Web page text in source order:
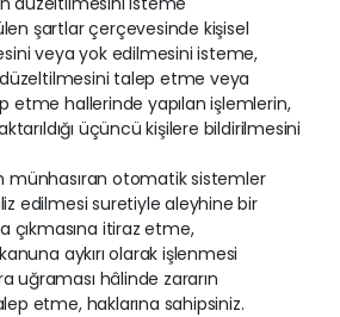
şartlar çerçevesinde kişisel
veya yok edilmesini isteme,
düzeltilmesini talep etme veya
etme hallerinde yapılan işlemlerin,
üçüncü kişilere bildirilmesini
münhasıran otomatik sistemler
edilmesi suretiyle aleyhine bir
çıkmasına itiraz etme,
aykırı olarak işlenmesi
uğraması hâlinde zararın
etme, haklarına sahipsiniz.